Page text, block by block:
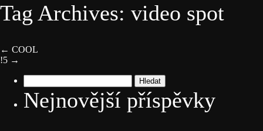
Tag Archives: video spot
← COOL
!5 →
Nejnovější příspěvky